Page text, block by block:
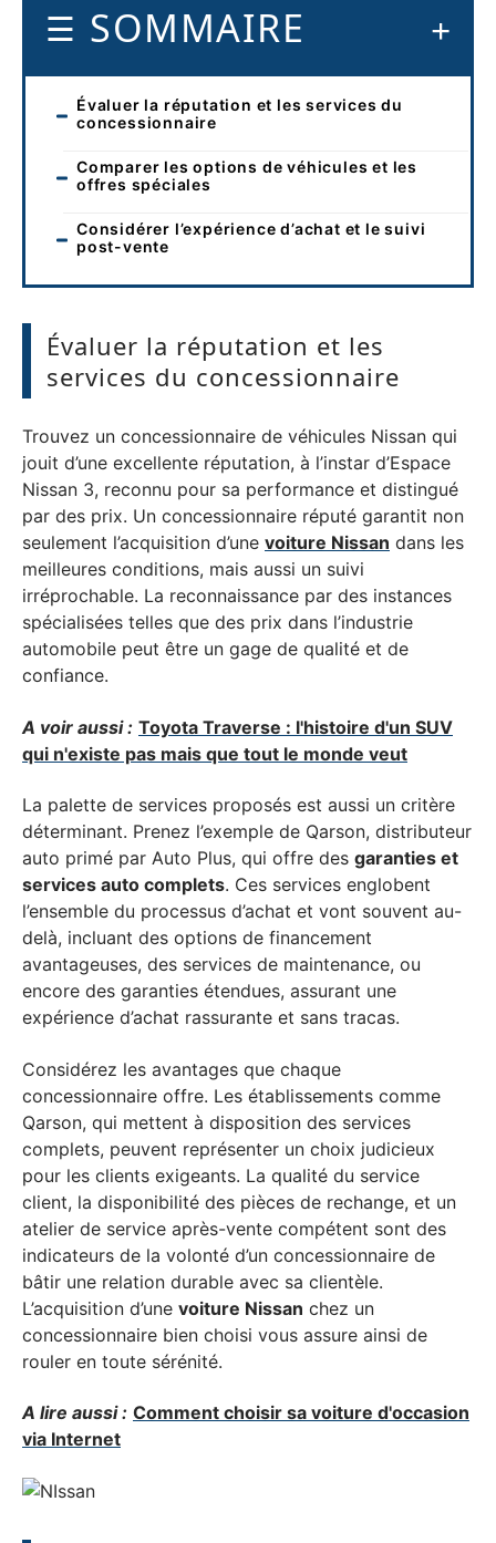
SOMMAIRE
Évaluer la réputation et les services du
concessionnaire
Comparer les options de véhicules et les
offres spéciales
Considérer l’expérience d’achat et le suivi
post-vente
Évaluer la réputation et les
services du concessionnaire
Trouvez un concessionnaire de véhicules Nissan qui
jouit d’une excellente réputation, à l’instar d’Espace
Nissan 3, reconnu pour sa performance et distingué
par des prix. Un concessionnaire réputé garantit non
seulement l’acquisition d’une voiture Nissan dans les
meilleures conditions, mais aussi un suivi
irréprochable. La reconnaissance par des instances
spécialisées telles que des prix dans l’industrie
automobile peut être un gage de qualité et de
confiance.
A voir aussi : Toyota Traverse : l'histoire d'un SUV
qui n'existe pas mais que tout le monde veut
La palette de services proposés est aussi un critère
déterminant. Prenez l’exemple de Qarson, distributeur
auto primé par Auto Plus, qui offre des garanties et
services auto complets. Ces services englobent
l’ensemble du processus d’achat et vont souvent au-
delà, incluant des options de financement
avantageuses, des services de maintenance, ou
encore des garanties étendues, assurant une
expérience d’achat rassurante et sans tracas.
Considérez les avantages que chaque
concessionnaire offre. Les établissements comme
Qarson, qui mettent à disposition des services
complets, peuvent représenter un choix judicieux
pour les clients exigeants. La qualité du service
client, la disponibilité des pièces de rechange, et un
atelier de service après-vente compétent sont des
indicateurs de la volonté d’un concessionnaire de
bâtir une relation durable avec sa clientèle.
L’acquisition d’une voiture Nissan chez un
concessionnaire bien choisi vous assure ainsi de
rouler en toute sérénité.
A lire aussi : Comment choisir sa voiture d'occasion
via Internet